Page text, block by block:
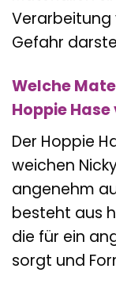
Verarbeitung
Gefahr
Welche
Hoppie
Der Hoppie
weichen
angenehm
besteht aus
die für ein
sorgt und